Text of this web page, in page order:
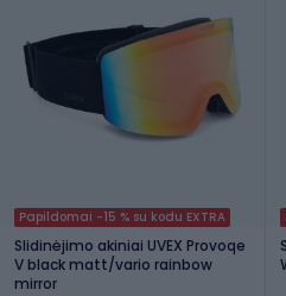
Papildomai -15 % su kodu EXTRA
Slidinėjimo akiniai UVEX Provoqe
V black matt/vario rainbow
mirror